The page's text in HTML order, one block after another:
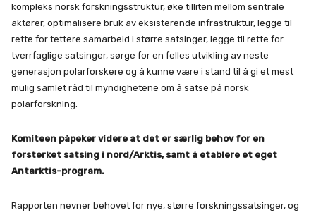
kompleks norsk forskningsstruktur, øke tilliten mellom sentrale
aktører, optimalisere bruk av eksisterende infrastruktur, legge til
rette for tettere samarbeid i større satsinger, legge til rette for
tverrfaglige satsinger, sørge for en felles utvikling av neste
generasjon polarforskere og å kunne være i stand til å gi et mest
mulig samlet råd til myndighetene om å satse på norsk
polarforskning.
Komiteen påpeker videre at det er særlig behov for en
forsterket satsing i nord/Arktis, samt å etablere et eget
Antarktis-program.
Rapporten nevner behovet for nye, større forskningssatsinger, og